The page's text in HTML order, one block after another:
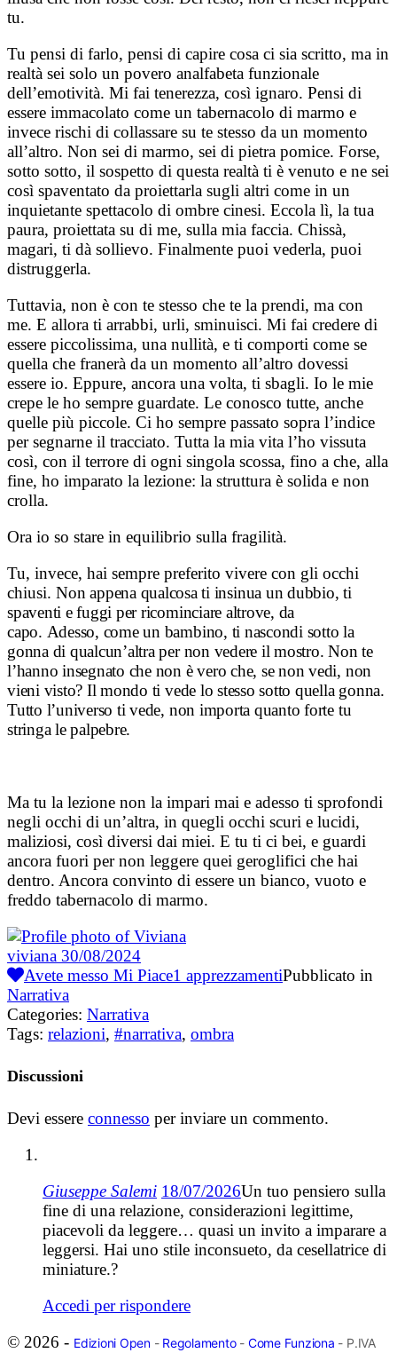
tu.
Tu pensi di farlo, pensi di capire cosa ci sia scritto, ma in
realtà sei solo un povero analfabeta funzionale
dell’emotività. Mi fai tenerezza, così ignaro. Pensi di
essere immacolato come un tabernacolo di marmo e
invece rischi di collassare su te stesso da un momento
all’altro. Non sei di marmo, sei di pietra pomice. Forse,
sotto sotto, il sospetto di questa realtà ti è venuto e ne sei
così spaventato da proiettarla sugli altri come in un
inquietante spettacolo di ombre cinesi. Eccola lì, la tua
paura, proiettata su di me, sulla mia faccia. Chissà,
magari, ti dà sollievo. Finalmente puoi vederla, puoi
distruggerla.
Tuttavia, non è con te stesso che te la prendi, ma con
me. E allora ti arrabbi, urli, sminuisci. Mi fai credere di
essere piccolissima, una nullità, e ti comporti come se
quella che franerà da un momento all’altro dovessi
essere io. Eppure, ancora una volta, ti sbagli. Io le mie
crepe le ho sempre guardate. Le conosco tutte, anche
quelle più piccole. Ci ho sempre passato sopra l’indice
per segnarne il tracciato. Tutta la mia vita l’ho vissuta
così, con il terrore di ogni singola scossa, fino a che, alla
fine, ho imparato la lezione: la struttura è solida e non
crolla.
Ora io so stare in equilibrio sulla fragilità.
Tu, invece, hai sempre preferito vivere con gli occhi
chiusi. Non appena qualcosa ti insinua un dubbio, ti
spaventi e fuggi per ricominciare altrove, da
capo. Adesso, come un bambino, ti nascondi sotto la
gonna di qualcun’altra per non vedere il mostro. Non te
l’hanno insegnato che non è vero che, se non vedi, non
vieni visto? Il mondo ti vede lo stesso sotto quella gonna.
Tutto l’universo ti vede, non importa quanto forte tu
stringa le palpebre.
Ma tu la lezione non la impari mai e adesso ti sprofondi
negli occhi di un’altra, in quegli occhi scuri e lucidi,
maliziosi, così diversi dai miei. E tu ti ci bei, e guardi
ancora fuori per non leggere quei geroglifici che hai
dentro. Ancora convinto di essere un bianco, vuoto e
freddo tabernacolo di marmo.
viviana 30/08/2024
Avete messo Mi Piace1 apprezzamentiPubblicato in
Narrativa
Categories: Narrativa
Tags: relazioni, #narrativa, ombra
Discussioni
Devi essere connesso per inviare un commento.
Giuseppe Salemi 18/07/2026Un tuo pensiero sulla
fine di una relazione, considerazioni legittime,
piacevoli da leggere… quasi un invito a imparare a
leggersi. Hai uno stile inconsueto, da cesellatrice di
miniature.?
Accedi per rispondere
© 2026 - Edizioni Open- Regolamento- Come Funziona - P.IVA